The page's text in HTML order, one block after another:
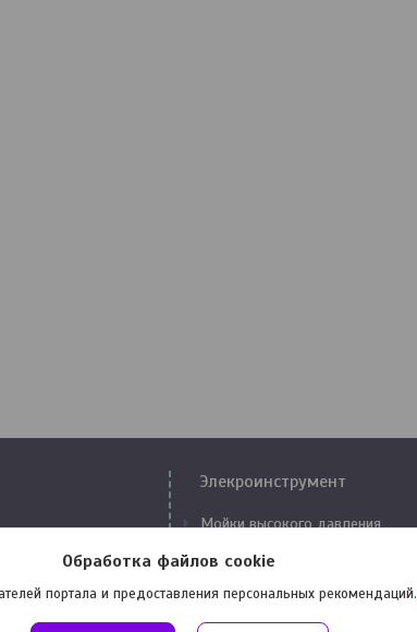
Элекроинструмент
Мойки высокого давления
Компрессоры
Обработка файлов cookie
портала и предоставления персональных рекомендаций.